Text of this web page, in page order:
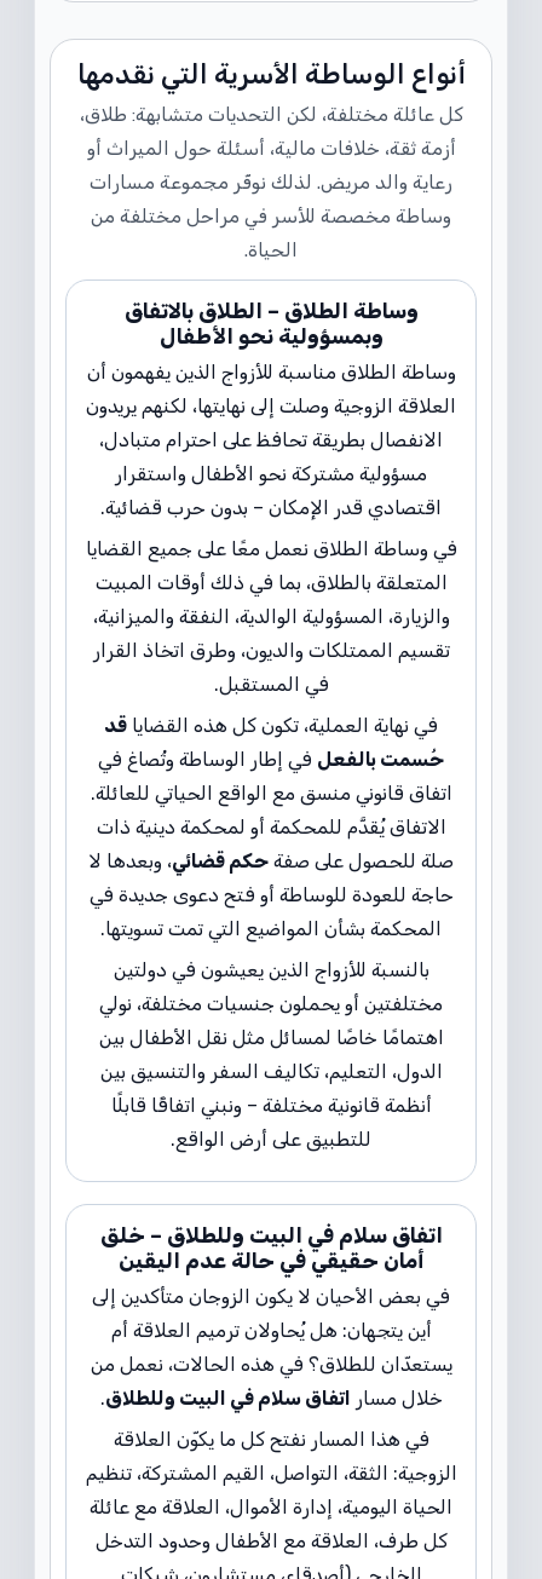
أنواع الوساطة الأسرية التي نقدمها
كل عائلة مختلفة، لكن التحديات متشابهة: طلاق،
أزمة ثقة، خلافات مالية، أسئلة حول الميراث أو
رعاية والد مريض. لذلك نوفّر مجموعة مسارات
وساطة مخصصة للأسر في مراحل مختلفة من
الحياة.
وساطة الطلاق – الطلاق بالاتفاق
وبمسؤولية نحو الأطفال
وساطة الطلاق مناسبة للأزواج الذين يفهمون أن
العلاقة الزوجية وصلت إلى نهايتها، لكنهم يريدون
الانفصال بطريقة تحافظ على احترام متبادل،
مسؤولية مشتركة نحو الأطفال واستقرار
اقتصادي قدر الإمكان – بدون حرب قضائية.
في وساطة الطلاق نعمل معًا على جميع القضايا
المتعلقة بالطلاق، بما في ذلك أوقات المبيت
والزيارة، المسؤولية الوالدية، النفقة والميزانية،
تقسيم الممتلكات والديون، وطرق اتخاذ القرار
في المستقبل.
في نهاية العملية، تكون كل هذه القضايا قد
حُسمت بالفعل في إطار الوساطة وتُصاغ في
اتفاق قانوني منسق مع الواقع الحياتي للعائلة.
الاتفاق يُقدَّم للمحكمة أو لمحكمة دينية ذات
صلة للحصول على صفة حكم قضائي، وبعدها لا
حاجة للعودة للوساطة أو فتح دعوى جديدة في
المحكمة بشأن المواضيع التي تمت تسويتها.
بالنسبة للأزواج الذين يعيشون في دولتين
مختلفتين أو يحملون جنسيات مختلفة، نولي
اهتمامًا خاصًا لمسائل مثل نقل الأطفال بين
الدول، التعليم، تكاليف السفر والتنسيق بين
أنظمة قانونية مختلفة – ونبني اتفاقًا قابلًا
للتطبيق على أرض الواقع.
اتفاق سلام في البيت وللطلاق – خلق
أمان حقيقي في حالة عدم اليقين
في بعض الأحيان لا يكون الزوجان متأكدين إلى
أين يتجهان: هل يُحاولان ترميم العلاقة أم
يستعدّان للطلاق؟ في هذه الحالات، نعمل من
خلال مسار اتفاق سلام في البيت وللطلاق.
في هذا المسار نفتح كل ما يكوّن العلاقة
الزوجية: الثقة، التواصل، القيم المشتركة، تنظيم
الحياة اليومية، إدارة الأموال، العلاقة مع عائلة
كل طرف، العلاقة مع الأطفال وحدود التدخل